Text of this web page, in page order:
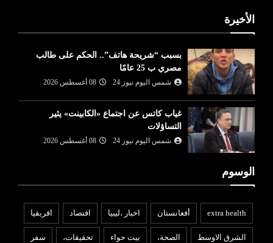
الأخيرة
بسبب “شريحة هاتف”.. الحكم على طالب
مصري ب 25 عامًا
شمس اليوم نيوز 24 08 أغسطس 2026
غياب كاتس عن اجتماع «الكابينت» يثير
التساؤلات
شمس اليوم نيوز 24 08 أغسطس 2026
الوسوم
extra health أفغانستان اخبار ،ليبيا افتصاد افريقيا
الشرق الاوسط الصحة، بيت حواء تحقيقات، سفر